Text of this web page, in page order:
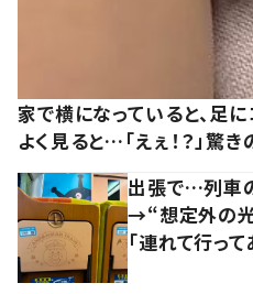
家で横になっていると、足
よく見ると…「えぇ！？」驚
出張で…列車
→“想定外の光
「連れて行って